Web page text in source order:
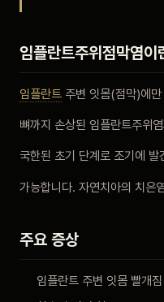
비포 애프터
자주 묻는 질문
임플란트주위점막염이
임플란트 주변 잇몸(점막)에
뼈까지 손상된 임플란트주위
국한된 초기 단계로 조기에 발
가능합니다. 자연치아의 치은
주요 증상
임플란트 주변 잇몸 빨개짐